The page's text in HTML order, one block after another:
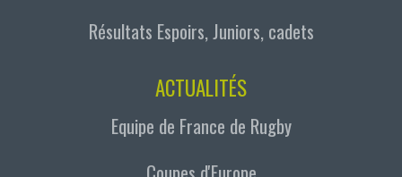
Résultats Espoirs, Juniors, cadets
ACTUALITÉS
Equipe de France de Rugby